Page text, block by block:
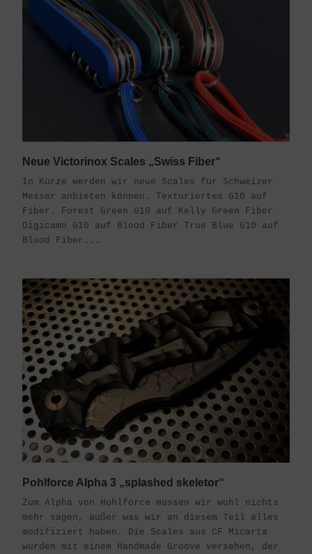
Neue Victorinox Scales „Swiss Fiber“
In Kürze werden wir neue Scales für Schweizer
Messer anbieten können. Texturiertes G10 auf
Fiber. Forest Green G10 auf Kelly Green Fiber
Digicamo G10 auf Blood Fiber True Blue G10 auf
Blood Fiber...
Pohlforce Alpha 3 „splashed skeletor“
Zum Alpha von Hohlforce müssen wir wohl nichts
mehr sagen, außer was wir an diesem Teil alles
modifiziert haben. Die Scales aus CF Micarta
wurden mit einem Handmade Groove versehen, der